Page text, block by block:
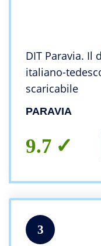
DIT Paravia. Il
italiano-
scaricabile
PARAVIA
9.7
3